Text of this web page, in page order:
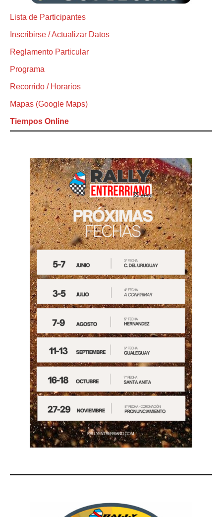
Lista de Participantes
Inscribirse / Actualizar Datos
Reglamento Particular
Programa
Recorrido / Horarios
Mapas (Google Maps)
Tiempos Online